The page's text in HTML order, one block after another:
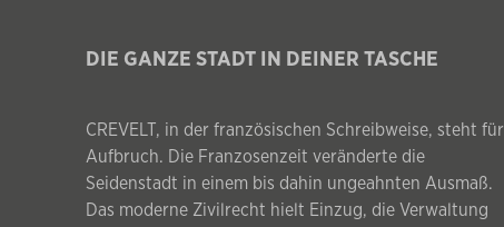
DIE GANZE STADT IN DEINER TASCHE
CREVELT, in der französischen Schreibweise, steht für
Aufbruch. Die Franzosenzeit veränderte die
Seidenstadt in einem bis dahin ungeahnten Ausmaß.
Das moderne Zivilrecht hielt Einzug, die Verwaltung